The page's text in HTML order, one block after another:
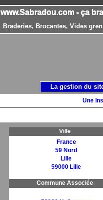
www.Sabradou.com - ça
Braderies, Brocantes, Vides
Une
Ville
France
59 Nord
Lille
59000 Lille
Commune Associée
La gestion du